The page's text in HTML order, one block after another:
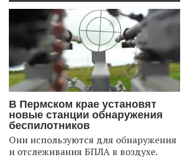
В Пермском крае установят
новые станции обнаружения
беспилотников
Они используются для обнаружения
и отслеживания БПЛА в воздухе.